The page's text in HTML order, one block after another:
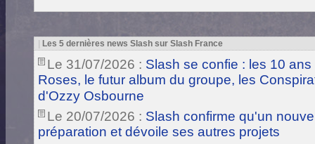
Les 5 dernières news Slash sur Slash France
Le 31/07/2026 : Slash se confie : les 10
Roses, le futur album du groupe, les
d'Ozzy Osbourne
Le 20/07/2026 : Slash confirme qu'un
préparation et dévoile ses autres projets